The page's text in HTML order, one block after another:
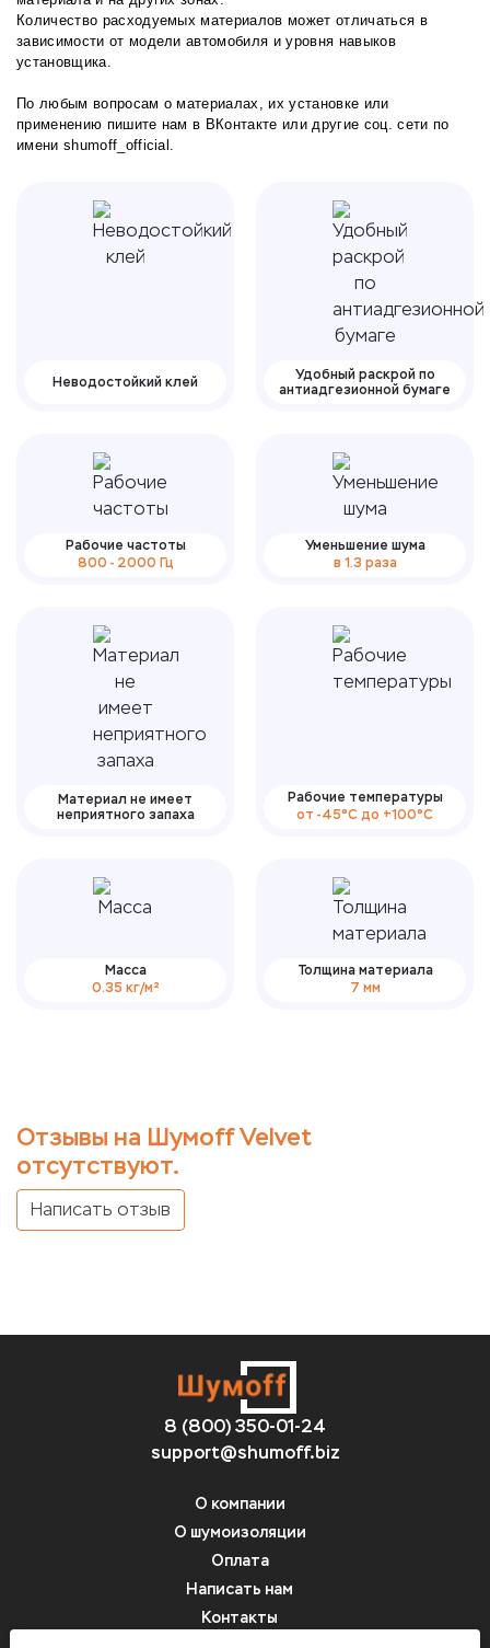
Количество расходуемых материалов может отличаться в
зависимости от модели автомобиля и уровня навыков
установщика.
По любым вопросам о материалах, их установке или
применению пишите нам в ВКонтакте или другие соц. сети по
имени shumoff_official.
Неводостойкий клей
Удобный раскрой по
антиадгезионной бумаге
Рабочие частоты
800 - 2000 Гц
Уменьшение шума
в 1.3 раза
Материал не имеет
неприятного запаха
Рабочие температуры
от -45°С до +100°С
Масса
0.35 кг/м²
Толщина материала
7 мм
Отзывы на Шумоff Velvet
отсутствуют.
Написать отзыв
8 (800) 350-01-24
support@shumoff.biz
О компании
О шумоизоляции
Оплата
Написать нам
Контакты